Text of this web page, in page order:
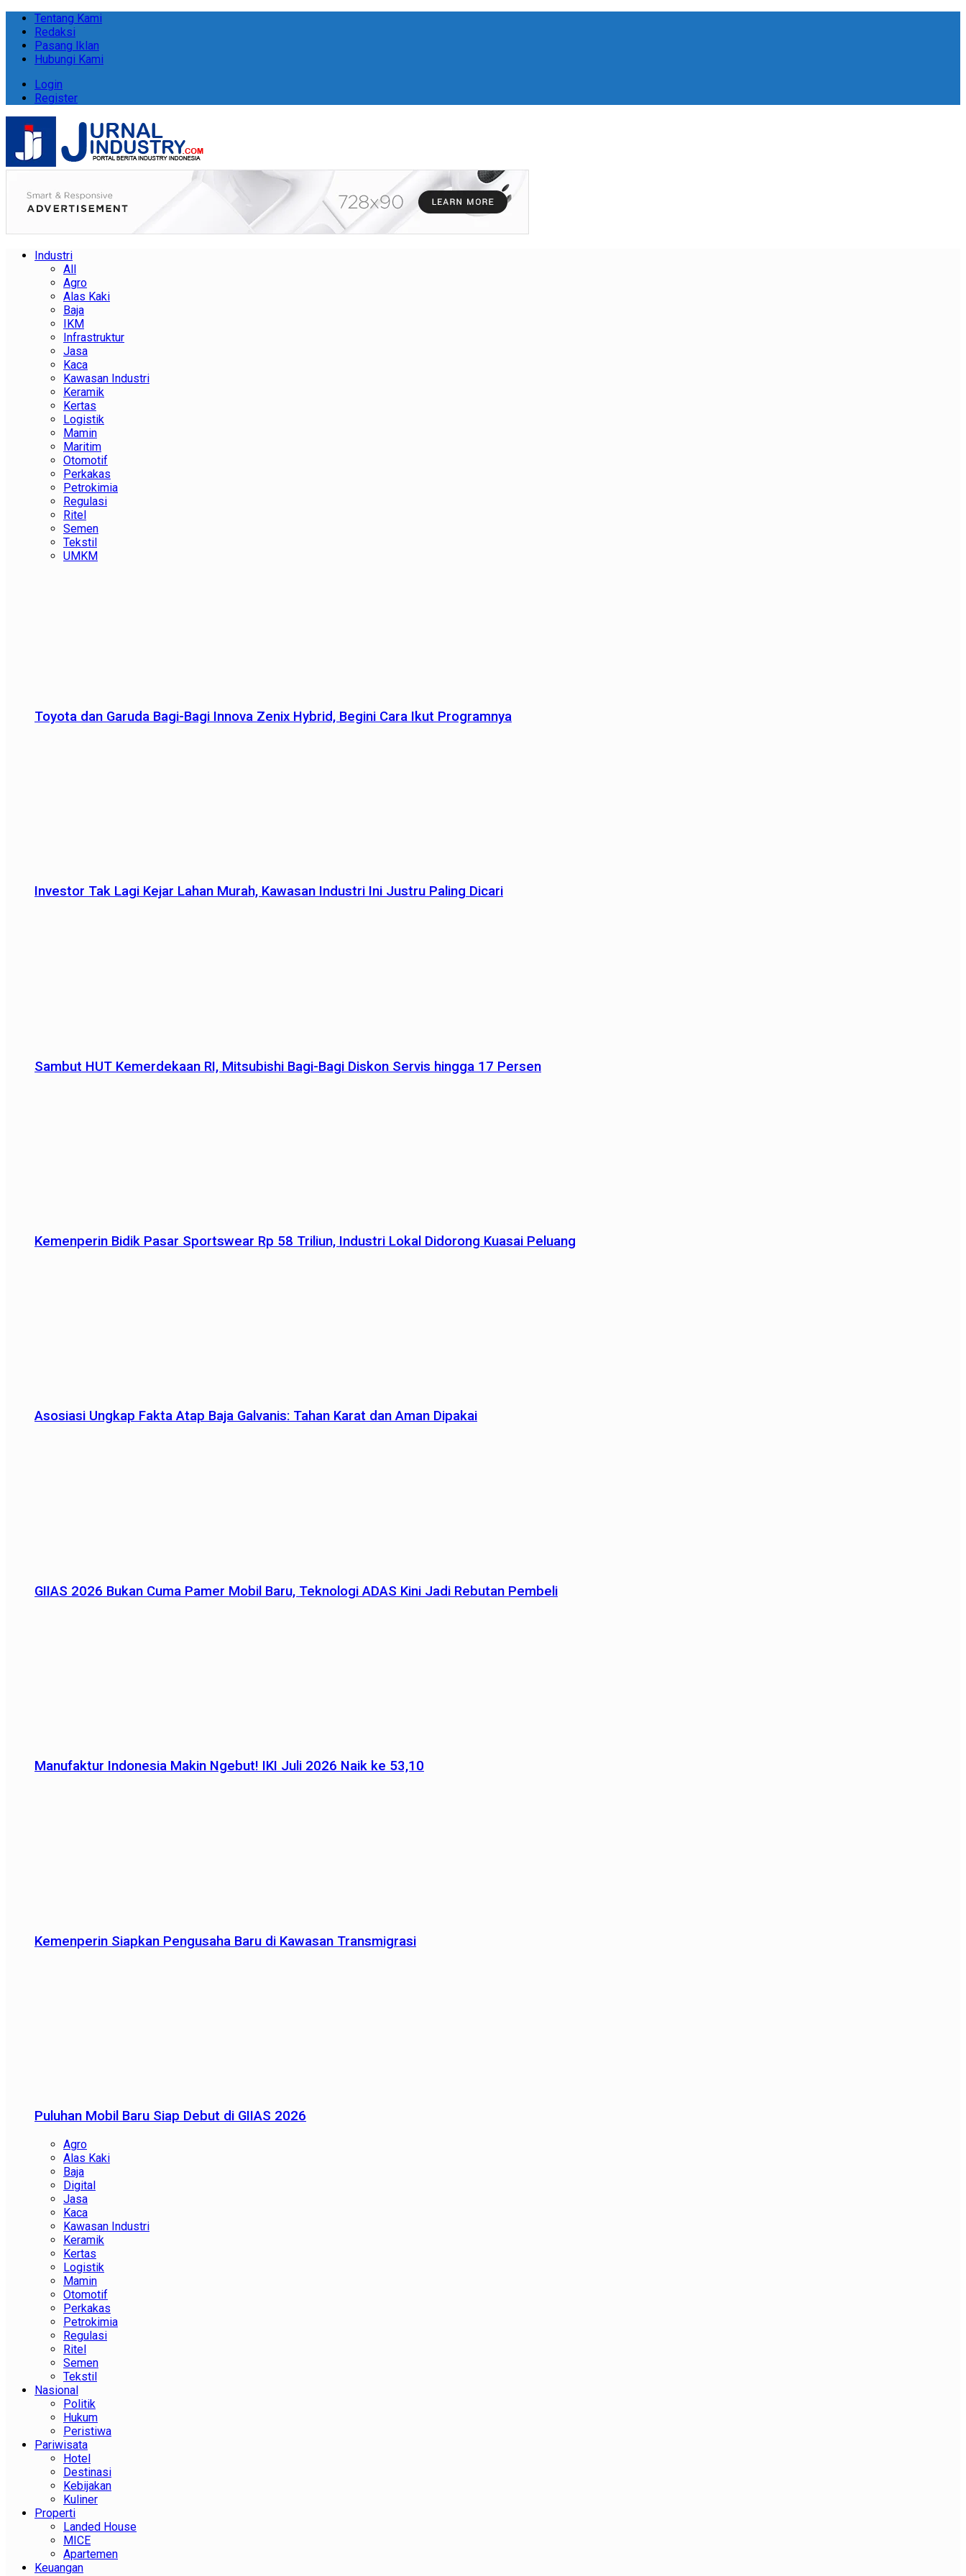
Tentang Kami
Redaksi
Pasang Iklan
Hubungi Kami
Login
Register
Industri
All
Agro
Alas Kaki
Baja
IKM
Infrastruktur
Jasa
Kaca
Kawasan Industri
Keramik
Kertas
Logistik
Mamin
Maritim
Otomotif
Perkakas
Petrokimia
Regulasi
Ritel
Semen
Tekstil
UMKM
Toyota dan Garuda Bagi-Bagi Innova Zenix Hybrid, Begini Cara Ikut Programnya
Investor Tak Lagi Kejar Lahan Murah, Kawasan Industri Ini Justru Paling Dicari
Sambut HUT Kemerdekaan RI, Mitsubishi Bagi-Bagi Diskon Servis hingga 17 Persen
Kemenperin Bidik Pasar Sportswear Rp 58 Triliun, Industri Lokal Didorong Kuasai Peluang
Asosiasi Ungkap Fakta Atap Baja Galvanis: Tahan Karat dan Aman Dipakai
GIIAS 2026 Bukan Cuma Pamer Mobil Baru, Teknologi ADAS Kini Jadi Rebutan Pembeli
Manufaktur Indonesia Makin Ngebut! IKI Juli 2026 Naik ke 53,10
Kemenperin Siapkan Pengusaha Baru di Kawasan Transmigrasi
Puluhan Mobil Baru Siap Debut di GIIAS 2026
Agro
Alas Kaki
Baja
Digital
Jasa
Kaca
Kawasan Industri
Keramik
Kertas
Logistik
Mamin
Otomotif
Perkakas
Petrokimia
Regulasi
Ritel
Semen
Tekstil
Nasional
Politik
Hukum
Peristiwa
Pariwisata
Hotel
Destinasi
Kebijakan
Kuliner
Properti
Landed House
MICE
Apartemen
Keuangan